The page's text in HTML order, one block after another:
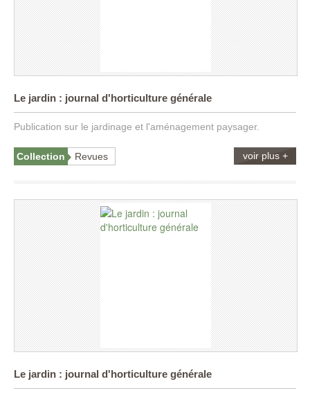
Le jardin : journal d'horticulture générale
Publication sur le jardinage et l'aménagement paysager.
Collection Revues voir plus +
Le jardin : journal d'horticulture générale